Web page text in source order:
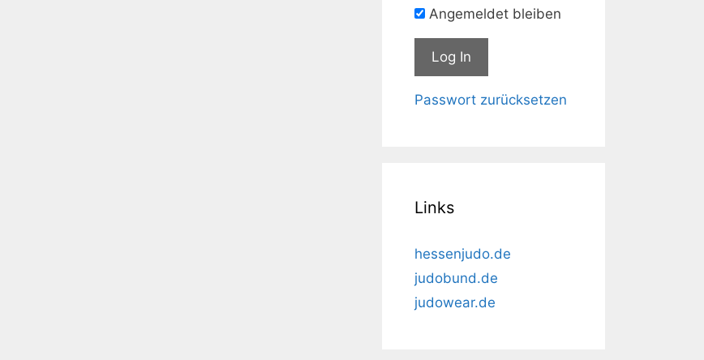
Angemeldet bleiben
Passwort zurücksetzen
Links
hessenjudo.de
judobund.de
judowear.de